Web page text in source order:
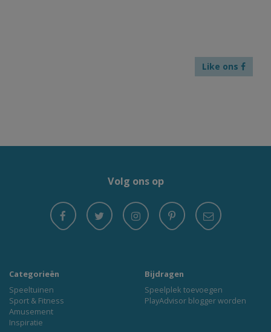
Like ons
Volg ons op
Categorieën
Speeltuinen
Sport & Fitness
Amusement
Inspiratie
Bijdragen
Speelplek toevoegen
PlayAdvisor blogger worden